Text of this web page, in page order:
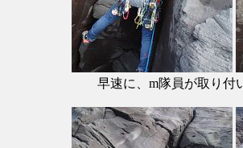
早速に、m隊員が取り付